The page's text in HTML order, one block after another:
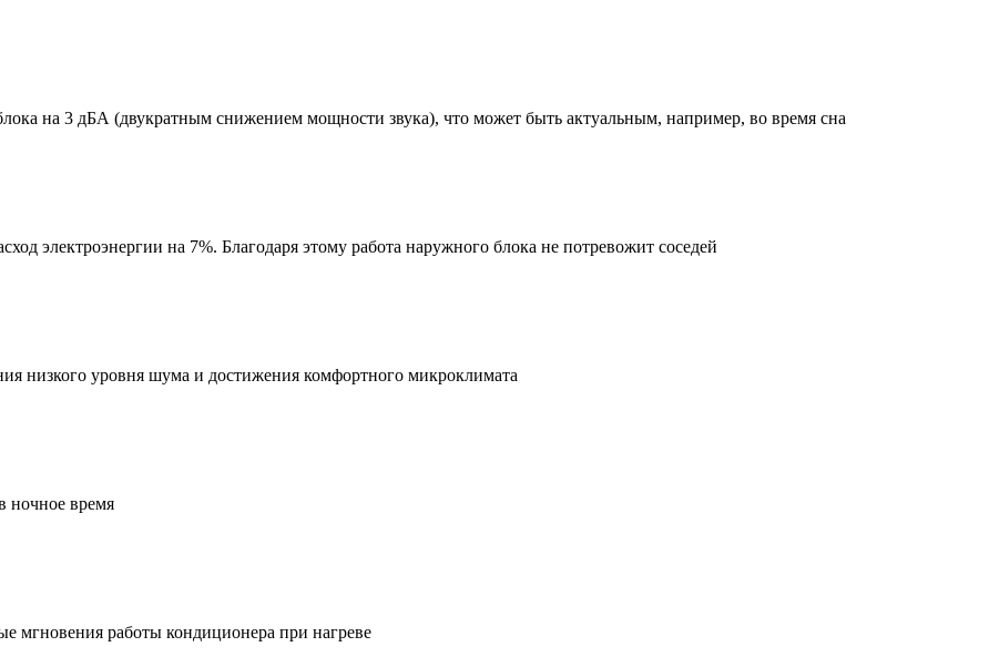
на 3 дБА (двукратным снижением мощности звука), что может быть актуальным, например, во время сна
электроэнергии на 7%. Благодаря этому работа наружного блока не потревожит соседей
низкого уровня шума и достижения комфортного микроклимата
ночное время
мгновения работы кондиционера при нагреве